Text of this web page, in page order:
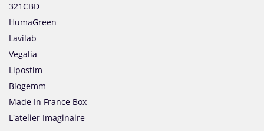
321CBD
HumaGreen
Lavilab
Vegalia
Lipostim
Biogemm
Made In France Box
L'atelier Imaginaire